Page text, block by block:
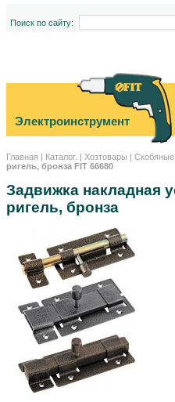
Поиск по сайту:
Электроинструмент
Главная | Каталог. | Хозтовары | Скобяные
ригель, бронза FIT 66680
Задвижка накладная
ригель, бронза